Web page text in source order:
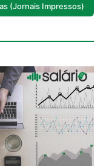
(Jornais Impressos)